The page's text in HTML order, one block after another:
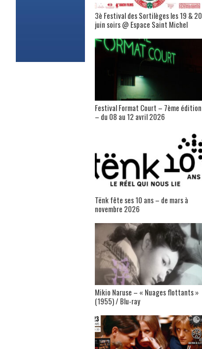
3è Festival des Sortilèges les 19 & 20
juin soirs @ Espace Saint Michel
Festival Format Court – 7ème édition
– du 08 au 12 avril 2026
Tënk fête ses 10 ans – de mars à
novembre 2026
Mikio Naruse – « Nuages flottants »
(1955) / Blu-ray